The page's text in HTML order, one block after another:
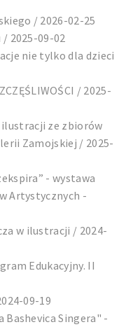
/ 2026-02-25
2025-09-02
nie tylko dla dzieci
/ 2025-
ilustracji ze zbiorów
Zamojskiej / 2025-
- wystawa
Artystycznych -
w ilustracji / 2024-
Edukacyjny. II
09-19
Bashevica Singera" -